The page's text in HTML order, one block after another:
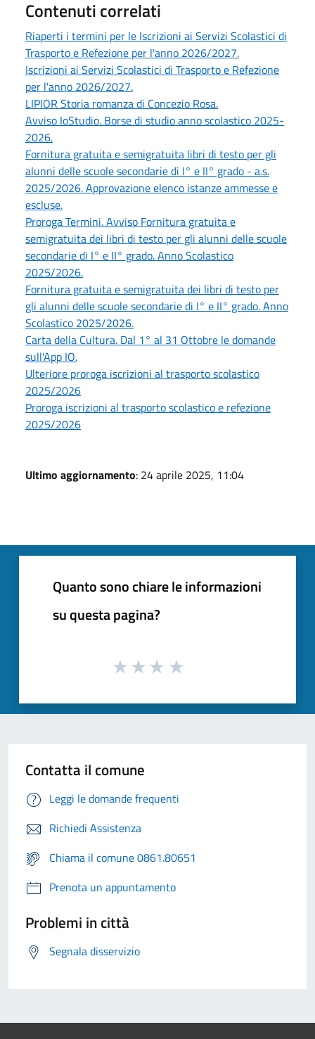
Contenuti correlati
Riaperti i termini per le Iscrizioni ai Servizi Scolastici di
Trasporto e Refezione per l'anno 2026/2027.
Iscrizioni ai Servizi Scolastici di Trasporto e Refezione
per l'anno 2026/2027.
LIPIOR Storia romanza di Concezio Rosa.
Avviso IoStudio. Borse di studio anno scolastico 2025-
2026.
Fornitura gratuita e semigratuita libri di testo per gli
alunni delle scuole secondarie di I° e II° grado - a.s.
2025/2026. Approvazione elenco istanze ammesse e
escluse.
Proroga Termini. Avviso Fornitura gratuita e
semigratuita dei libri di testo per gli alunni delle scuole
secondarie di I° e II° grado. Anno Scolastico
2025/2026.
Fornitura gratuita e semigratuita dei libri di testo per
gli alunni delle scuole secondarie di I° e II° grado. Anno
Scolastico 2025/2026.
Carta della Cultura. Dal 1° al 31 Ottobre le domande
sull'App IO.
Ulteriore proroga iscrizioni al trasporto scolastico
2025/2026
Proroga iscrizioni al trasporto scolastico e refezione
2025/2026
Ultimo aggiornamento: 24 aprile 2025, 11:04
Quanto sono chiare le informazioni
su questa pagina?
Contatta il comune
Leggi le domande frequenti
Richiedi Assistenza
Chiama il comune 0861.80651
Prenota un appuntamento
Problemi in città
Segnala disservizio